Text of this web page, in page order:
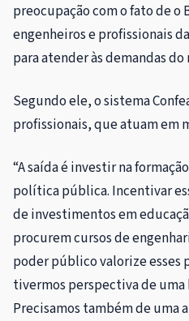
preocupação com o fato de o
engenheiros e profissionais
para atender às demandas do
Segundo ele, o sistema
profissionais, que atuam em
“A saída é investir na
política pública. Incentivar
de investimentos em
procurem cursos de
poder público valorize esses
tivermos perspectiva de uma
Precisamos também de uma